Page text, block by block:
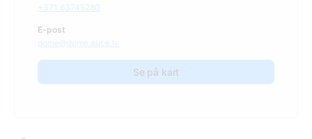
+371 63745280
E-post
dome@dome.auce.lv
Se på kart